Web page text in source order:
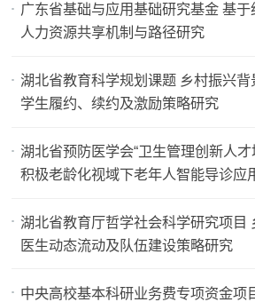
广东省基础与应用基础研究基金 基
人力资源共享机制与路径研究
湖北省教育科学规划课题 乡村振兴
学生履约、续约及激励策略研究
湖北省预防医学会“卫生管理创新人才
积极老龄化视域下老年人智能导诊应
湖北省教育厅哲学社会科学研究项目
医生动态流动及队伍建设策略研究
中央高校基本科研业务费专项资金项